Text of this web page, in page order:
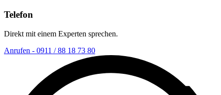
Telefon
Direkt mit einem Experten sprechen.
Anrufen - 0911 / 88 18 73 80